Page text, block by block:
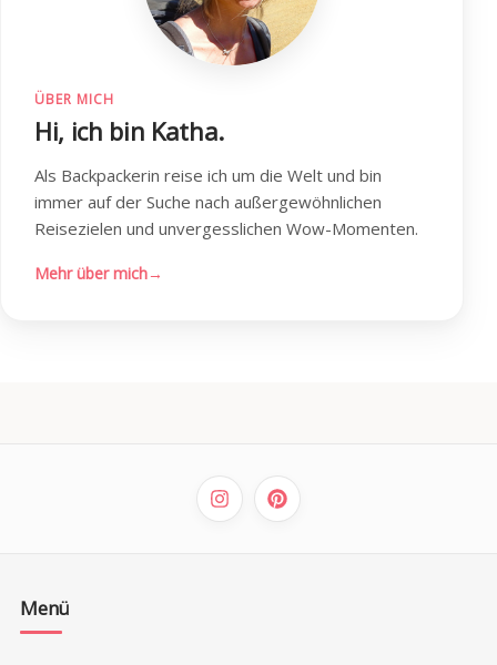
ÜBER MICH
Hi, ich bin Katha.
Als Backpackerin reise ich um die Welt und bin
immer auf der Suche nach außergewöhnlichen
Reisezielen und unvergesslichen Wow-Momenten.
Mehr über mich→
Menü